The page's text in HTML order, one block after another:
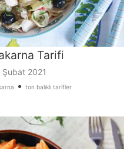
Tarifi
Şubat 2021
• ton balıklı tarifler